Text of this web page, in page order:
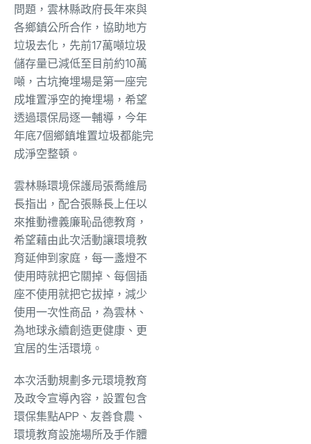
問題，雲林縣政府長年來與
各鄉鎮公所合作，協助地方
垃圾去化，先前17萬噸垃圾
儲存量已減低至目前約10萬
噸，古坑掩埋場是第一座完
成堆置淨空的掩埋場，希望
透過環保局逐一輔導，今年
年底7個鄉鎮堆置垃圾都能完
成淨空整頓。
雲林縣環境保護局張喬維局
長指出，配合張縣長上任以
來推動禮義廉恥品德教育，
希望藉由此次活動讓環境教
育延伸到家庭，每一盞燈不
使用時就把它關掉、每個插
座不使用就把它拔掉，減少
使用一次性商品，為雲林、
為地球永續創造更健康、更
宜居的生活環境。
本次活動規劃多元環境教育
及政令宣導內容，設置包含
環保集點APP、友善食農、
環境教育設施場所及手作體